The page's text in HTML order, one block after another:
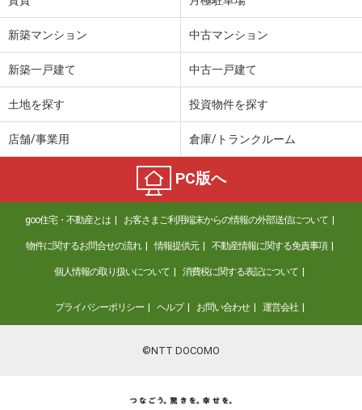
新築マンション 中古マンション
新築一戸建て 中古一戸建て
土地を探す 投資物件を探す
店舗/事業用 倉庫/トランクルーム
PC版へ
goo住宅・不動産とは お客さまご利用端末からの情報の外部送信について
物件に関するお問合せの流れ 情報提供元 不動産情報に関する免責事項
個人情報の取り扱いについて 消費税に関する表記について
プライバシーポリシー ヘルプ お問い合わせ 運営会社
©NTT DOCOMO